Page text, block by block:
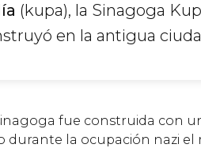
(kupa), la Sinagoga
en la antigua
fue construida con
durante la ocupación nazi el